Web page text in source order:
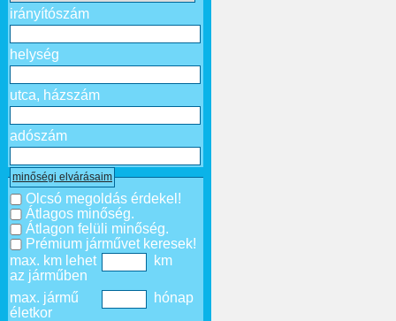
irányítószám
helység
utca, házszám
adószám
minőségi elvárásaim
Olcsó megoldás érdekel!
Átlagos minőség.
Átlagon felüli minőség.
Prémium járművet keresek!
max. km lehet
az járműben
km
max. jármű
életkor
hónap